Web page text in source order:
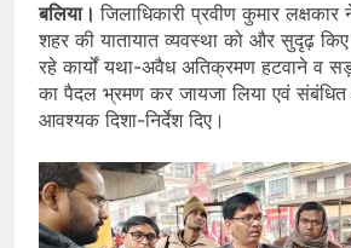
बलिया।जिलाधिकारी प्रवीण कुमार
शहर की यातायात व्यवस्था को और सुदृढ़
रहे कार्यों यथा-अवैध अतिक्रमण हटवाने व
का पैदल भ्रमण कर जायजा लिया एवं संबंधित
आवश्यक दिशा-निर्देश दिए।